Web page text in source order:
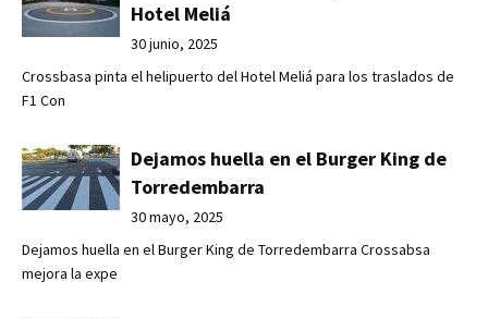
Hotel Meliá
30 junio, 2025
Crossbasa pinta el helipuerto del Hotel Meliá para los traslados de
F1 Con
Dejamos huella en el Burger King de
Torredembarra
30 mayo, 2025
Dejamos huella en el Burger King de Torredembarra Crossabsa
mejora la expe